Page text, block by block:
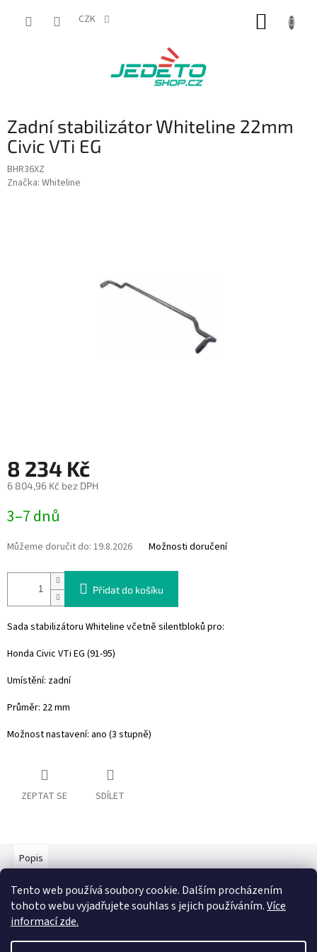
Tento web používá soubory cookie. Dalším procházením
tohoto webu vyjadřujete souhlas s jejich používáním.Více
informací zde.
CZK
Zadní stabilizátor Whiteline 22mm
Civic VTi EG
BHR36XZ
Značka: Whiteline
8 234 Kč
6 804,96 Kč bez DPH
cena:
3–7 dnů
Můžeme doručit do: 19.8.2026 Možnosti doručení
Přidat do košíku
Sada stabilizátoru Whiteline včetně silentbloků pro:
Honda Civic VTi EG (91-95)
Umístění: zadní
Průměr: 22 mm
Možnost nastavení: ano (3 stupně)
ZEPTAT SE SDÍLET
Popis
Detailní popis produktu
Popis produktu není dostupný